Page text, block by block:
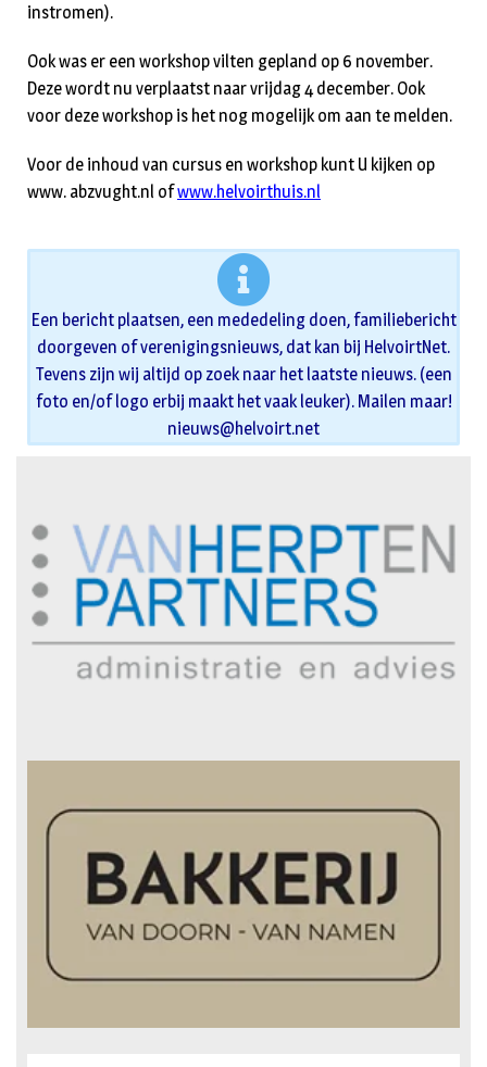
instromen).
Ook was er een workshop vilten gepland op 6 november.
Deze wordt nu verplaatst naar vrijdag 4 december. Ook
voor deze workshop is het nog mogelijk om aan te melden.
Voor de inhoud van cursus en workshop kunt U kijken op
www. abzvught.nl ofwww.helvoirthuis.nl
Een bericht plaatsen, een mededeling doen, familiebericht
doorgeven of verenigingsnieuws, dat kan bij HelvoirtNet.
Tevens zijn wij altijd op zoek naar het laatste nieuws. (een
foto en/of logo erbij maakt het vaak leuker). Mailen maar!
nieuws@helvoirt.net